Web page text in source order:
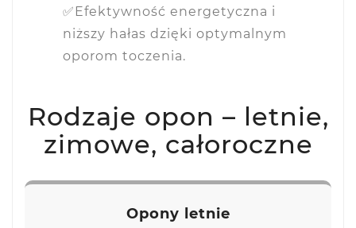
✅Efektywność energetyczna i
niższy hałas dzięki optymalnym
oporom toczenia.
Rodzaje opon – letnie,
zimowe, całoroczne
Opony letnie